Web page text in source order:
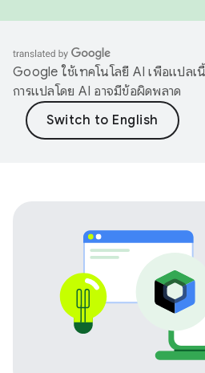
Google ใช้เทคโนโลยี AI เพื่อแปล
การแปลโดย AI อาจมีข้อผิดพลาด